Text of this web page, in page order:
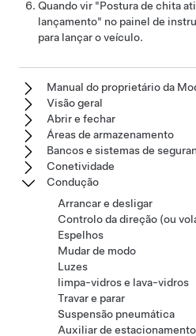
Quando vir "Postura de chita
lançamento" no painel de
para lançar o veículo.
Manual do proprietário da
Visão geral
Abrir e fechar
Áreas de armazenamento
Bancos e sistemas de
Conetividade
Condução
Arrancar e desligar
Controlo da direção (ou
Espelhos
Mudar de modo
Luzes
limpa-vidros e lava-vidros
Travar e parar
Suspensão pneumática
Auxiliar de estacionamento